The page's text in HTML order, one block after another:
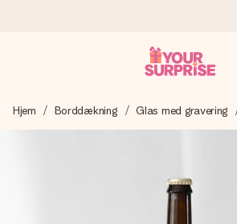
Vi laver din gave med omhu og sender
du kan give den på det helt rette
4,7 (baseret på +15.000
Hjem Borddækning Glas med gravering